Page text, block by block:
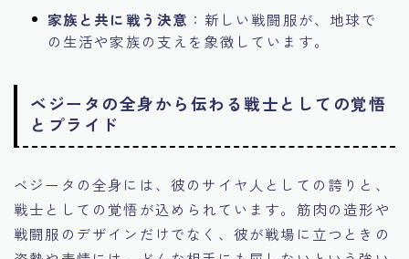
家族と共に戦う決意 ：新しい戦闘服が、地球で
の生活や家族の支えを象徴しています。
ベジータの全身から伝わる戦士としての覚悟
とプライド
ベジータの全身には、彼のサイヤ人としての誇りと、
戦士としての覚悟が込められています。筋肉の造形や
戦闘服のデザインだけでなく、彼が戦場に立つときの